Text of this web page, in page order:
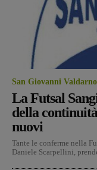
San Giovanni Valdarno
La Futsal
della
nuovi
Tante le conferme nella
Daniele Scarpellini,